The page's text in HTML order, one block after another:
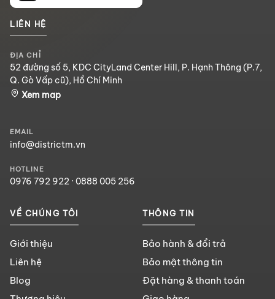
LIÊN HỆ
ĐỊA CHỈ
52 đường số 5, KDC CityLand Center Hill, P. Hạnh Thông (P.7,
Q. Gò Vấp cũ), Hồ Chí Minh
Xem map
EMAIL
info@districtm.vn
HOTLINE
0976 792 922 · 0888 005 256
VỀ CHÚNG TÔI
Giới thiệu
Liên hệ
Blog
THÔNG TIN
Bảo hành & đổi trả
Bảo mật thông tin
Đặt hàng & thanh toán